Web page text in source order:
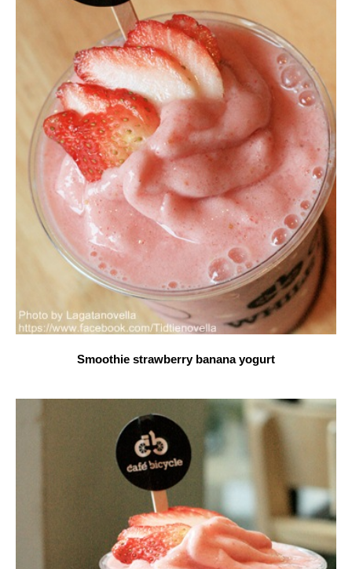
Smoothie strawberry banana yogurt